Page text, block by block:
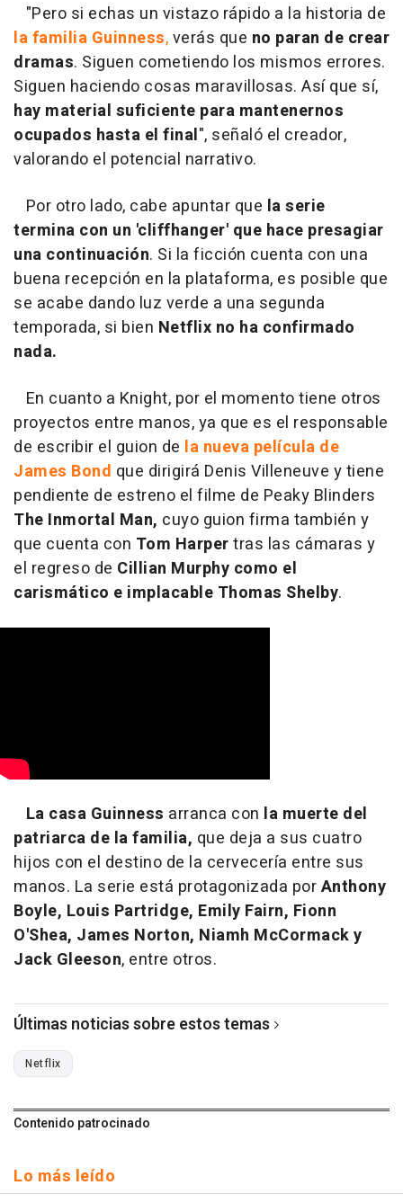
"Pero si echas un vistazo rápido a la historia de
la familia Guinness,verás que no paran de crear
dramas. Siguen cometiendo los mismos errores.
Siguen haciendo cosas maravillosas. Así que sí,
hay material suficiente para mantenernos
ocupados hasta el final", señaló el creador,
valorando el potencial narrativo.
Por otro lado, cabe apuntar que la serie
termina con un 'cliffhanger' que hace presagiar
una continuación. Si la ficción cuenta con una
buena recepción en la plataforma, es posible que
se acabe dando luz verde a una segunda
temporada, si bien Netflix no ha confirmado
nada.
En cuanto a Knight, por el momento tiene otros
proyectos entre manos, ya que es el responsable
de escribir el guion de la nueva película de
James Bond que dirigirá Denis Villeneuve y tiene
pendiente de estreno el filme de Peaky Blinders
The Inmortal Man, cuyo guion firma también y
que cuenta con Tom Harpertras las cámaras y
el regreso de Cillian Murphy como el
carismático e implacable Thomas Shelby.
La casa Guinness arranca con la muerte del
patriarca de la familia, que deja a sus cuatro
hijos con el destino de la cervecería entre sus
manos. La serie está protagonizada porAnthony
Boyle, Louis Partridge, Emily Fairn, Fionn
O'Shea, James Norton, Niamh McCormack y
Jack Gleeson, entre otros.
Últimas noticias sobre estos temas
Netflix
Contenido patrocinado
Lo más leído